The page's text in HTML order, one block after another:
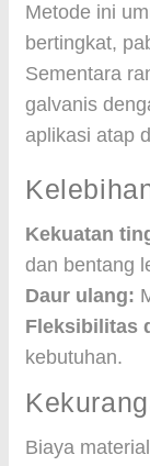
Metode ini
bertingkat,
Sementara
galvanis
aplikasi atap
Kekuatan
dan bentang
Daur ulang:
Fleksibilitas
kebutuhan.
Biaya